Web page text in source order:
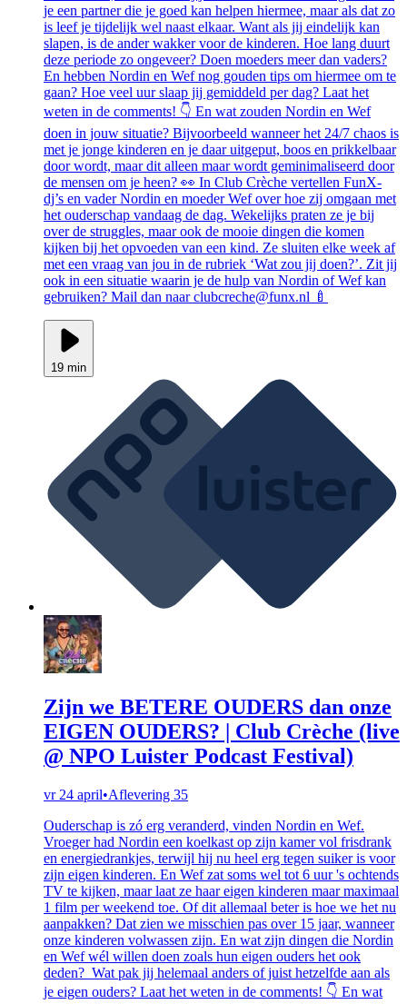
je een partner die je goed kan helpen hiermee, maar als dat zo
is leef je tijdelijk wel naast elkaar. Want als jij eindelijk kan
slapen, is de ander wakker voor de kinderen. Hoe lang duurt
deze periode zo ongeveer? Doen moeders meer dan vaders?
En hebben Nordin en Wef nog gouden tips om hiermee om te
gaan? Hoe veel uur slaap jij gemiddeld per dag? Laat het
weten in de comments! 👇 En wat zouden Nordin en Wef
doen in jouw situatie? Bijvoorbeeld wanneer het 24/7 chaos is
met je jonge kinderen en je daar uitgeput, boos en prikkelbaar
door wordt, maar dit alleen maar wordt geminimaliseerd door
de mensen om je heen? 👀 In Club Crèche vertellen FunX-
dj’s en vader Nordin en moeder Wef over hoe zij omgaan met
het ouderschap vandaag de dag. Wekelijks praten ze je bij
over de struggles, maar ook de mooie dingen die komen
kijken bij het opvoeden van een kind. Ze sluiten elke week af
met een vraag van jou in de rubriek ‘Wat zou jij doen?’. Zit jij
ook in een situatie waarin je de hulp van Nordin of Wef kan
gebruiken? Mail dan naar clubcreche@funx.nl 🍼
19 min
Zijn we BETERE OUDERS dan onze
EIGEN OUDERS? | Club Crèche (live
@ NPO Luister Podcast Festival)
vr 24 april•Aflevering 35
Ouderschap is zó erg veranderd, vinden Nordin en Wef.
Vroeger had Nordin een koelkast op zijn kamer vol frisdrank
en energiedrankjes, terwijl hij nu heel erg tegen suiker is voor
zijn eigen kinderen. En Wef zat soms wel tot 6 uur 's ochtends
TV te kijken, maar laat ze haar eigen kinderen maar maximaal
1 film per weekend toe. Of dit allemaal beter is hoe we het nu
aanpakken? Dat zien we misschien pas over 15 jaar, wanneer
onze kinderen volwassen zijn. En wat zijn dingen die Nordin
en Wef wél willen doen zoals hun eigen ouders het ook
deden? Wat pak jij helemaal anders of juist hetzelfde aan als
je eigen ouders? Laat het weten in de comments! 👇 En wat